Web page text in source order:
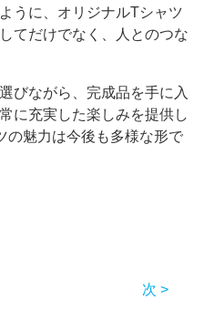
うに、オリジナルTシャツ
てだけでなく、人とのつな
びながら、完成品を手に入
に充実した楽しみを提供し
の魅力は今後も多様な形で
次 >